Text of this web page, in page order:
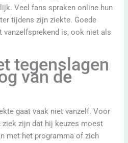
Veel fans spraken online hun
tijdens zijn ziekte. Goede
vanzelfsprekend is, ook niet als
tegenslagen
van de
gaat vaak niet vanzelf. Voor
ziek zijn dat hij keuzes moest
met het programma of zich